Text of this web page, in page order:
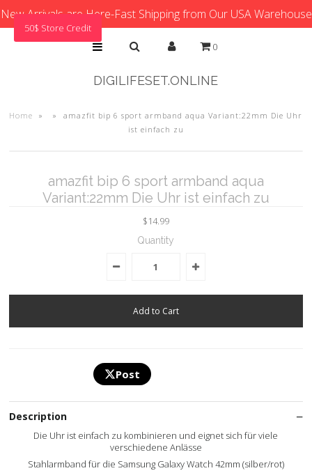
New Arrivals are Here-Fast Shipping from Our USA Warehouse
0
DIGILIFESET.ONLINE
Home » »
amazfit bip 6 sport armband aqua Variant:22mm Die Uhr
ist einfach zu
amazfit bip 6 sport armband aqua
Variant:22mm Die Uhr ist einfach zu
$14.99
Quantity
Post
Description
Die Uhr ist einfach zu kombinieren und eignet sich für viele
verschiedene Anlässe
Stahlarmband für die Samsung Galaxy Watch 42mm (silber/rot)
50$ Store Credit